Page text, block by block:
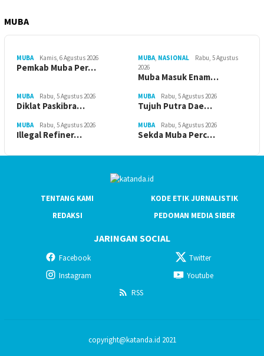
MUBA
MUBA Kamis, 6 Agustus 2026
Pemkab Muba Per…
MUBA, NASIONAL
Rabu, 5 Agustus
2026
Muba Masuk Enam…
MUBA Rabu, 5 Agustus 2026
Diklat Paskibra…
MUBA Rabu, 5 Agustus 2026
Tujuh Putra Dae…
MUBA Rabu, 5 Agustus 2026
Illegal Refiner…
MUBA Rabu, 5 Agustus 2026
Sekda Muba Perc…
TENTANG KAMI
KODE ETIK JURNALISTIK
REDAKSI
PEDOMAN MEDIA SIBER
JARINGAN SOCIAL
Facebook
Twitter
Instagram
Youtube
RSS
copyright@katanda.id 2021